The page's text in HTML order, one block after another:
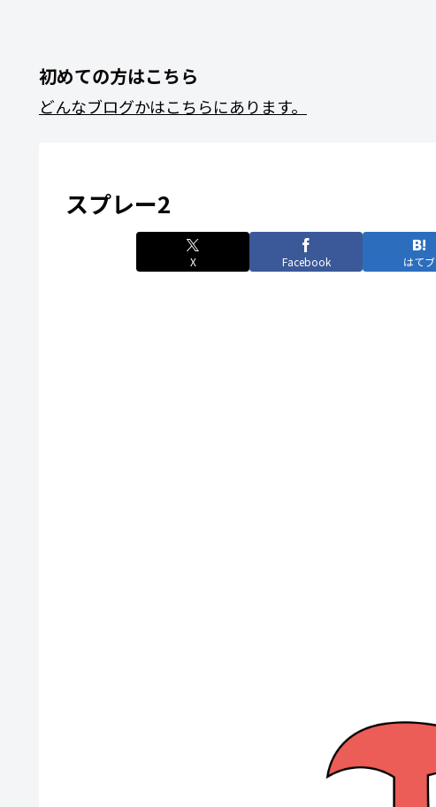
初めての方はこちら
どんなブログかはこちらにあります。
スプレー2
X Facebook はてブ